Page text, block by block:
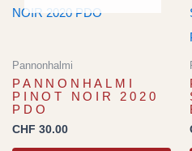
Pannonhalmi
PANNONHALMI
PINOT NOIR 2020
PDO
CHF 30.00